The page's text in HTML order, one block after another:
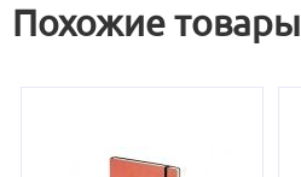
Похожие товары